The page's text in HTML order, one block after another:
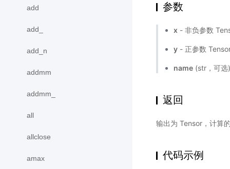
add
add_
add_n
addmm
addmm_
all
allclose
amax
参数
x - 非负参数
y - 正参数
name (str，可
返回
输出为 Tensor，计算
代码示例